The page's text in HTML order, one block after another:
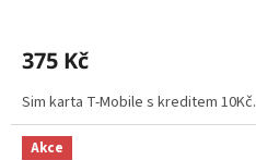
375 Kč
Sim karta T-Mobile s kreditem 10Kč.
Akce